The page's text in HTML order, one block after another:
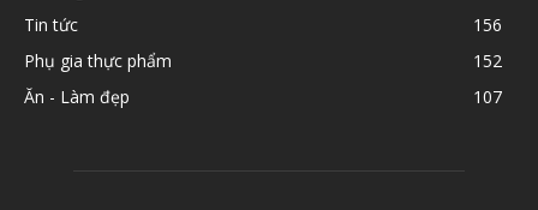
Tin tức
156
Phụ gia thực phẩm
152
Ăn - Làm đẹp
107